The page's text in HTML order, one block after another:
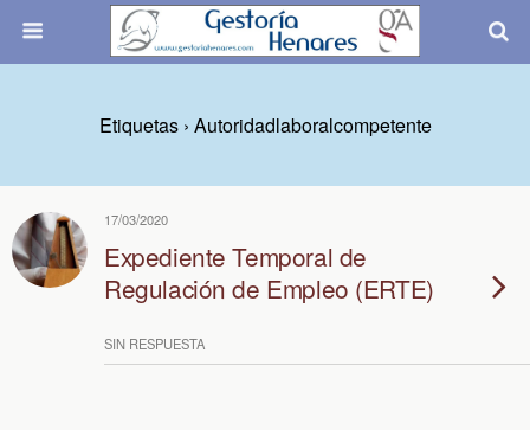
Etiquetas › Autoridadlaboralcompetente
17/03/2020
Expediente Temporal de
Regulación de Empleo (ERTE)
SIN RESPUESTA